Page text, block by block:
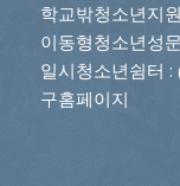
학교밖청소년지
이동형청소년성
일시청소년쉼터 :
구홈페이지